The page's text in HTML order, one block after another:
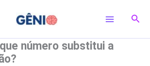
número substitui a